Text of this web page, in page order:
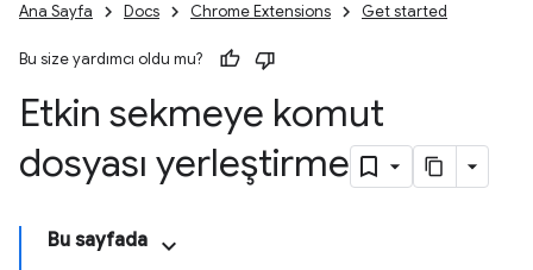
Ana Sayfa Docs Chrome Extensions Get started
Bu size yardımcı oldu mu?
Etkin sekmeye komut
dosyası yerleştirme
Bu sayfada